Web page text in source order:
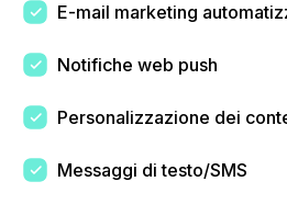
E-mail marketing
Notifiche web push
Personalizzazione dei
Messaggi di testo/SMS